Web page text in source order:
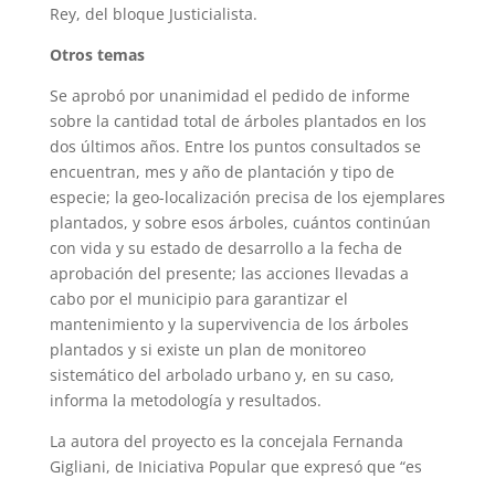
Rey, del bloque Justicialista.
Otros temas
Se aprobó por unanimidad el pedido de informe
sobre la cantidad total de árboles plantados en los
dos últimos años. Entre los puntos consultados se
encuentran, mes y año de plantación y tipo de
especie; la geo-localización precisa de los ejemplares
plantados, y sobre esos árboles, cuántos continúan
con vida y su estado de desarrollo a la fecha de
aprobación del presente; las acciones llevadas a
cabo por el municipio para garantizar el
mantenimiento y la supervivencia de los árboles
plantados y si existe un plan de monitoreo
sistemático del arbolado urbano y, en su caso,
informa la metodología y resultados.
La autora del proyecto es la concejala Fernanda
Gigliani, de Iniciativa Popular que expresó que “es